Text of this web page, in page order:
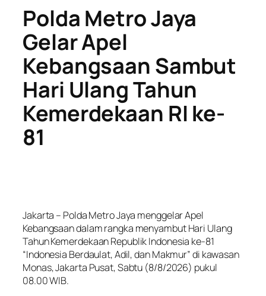
Polda Metro Jaya
Gelar Apel
Kebangsaan Sambut
Hari Ulang Tahun
Kemerdekaan RI ke-
81
Jakarta – Polda Metro Jaya menggelar Apel
Kebangsaan dalam rangka menyambut Hari Ulang
Tahun Kemerdekaan Republik Indonesia ke-81
“Indonesia Berdaulat, Adil, dan Makmur” di kawasan
Monas, Jakarta Pusat, Sabtu (8/8/2026) pukul
08.00 WIB.